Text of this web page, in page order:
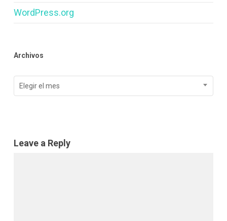
WordPress.org
Archivos
Archivos
Elegir el mes
Leave a Reply